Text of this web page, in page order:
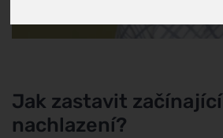
Jak zastavit začínající
nachlazení?